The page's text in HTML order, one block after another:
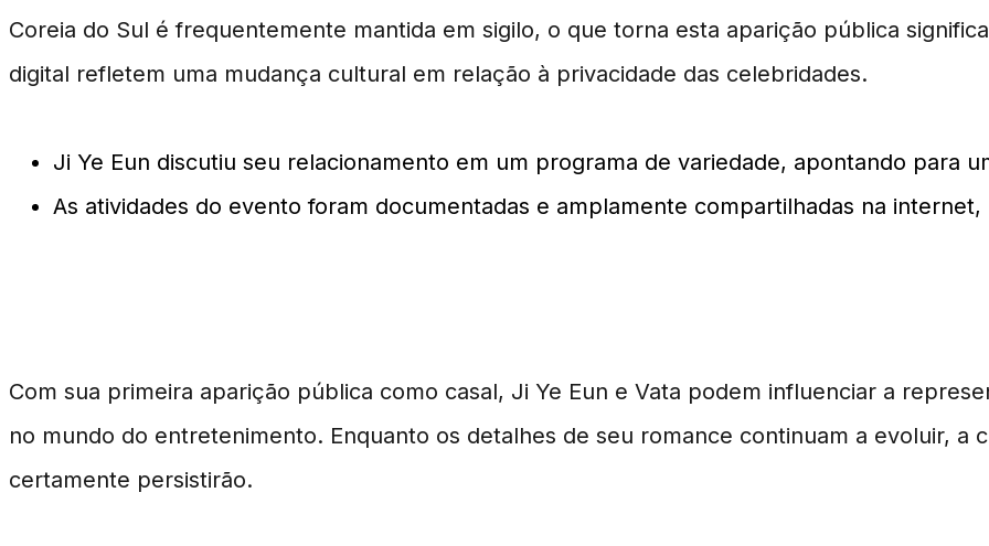
Coreia do Sul é frequentemente mantida em sigilo, o que torna esta aparição pública
digital refletem uma mudança cultural em relação à privacidade das celebridades.
Ji Ye Eun discutiu seu relacionamento em um programa de variedade, apontando para
As atividades do evento foram documentadas e amplamente compartilhadas na
Com sua primeira aparição pública como casal, Ji Ye Eun e Vata podem influenciar a
no mundo do entretenimento. Enquanto os detalhes de seu romance continuam a evoluir, a
certamente persistirão.